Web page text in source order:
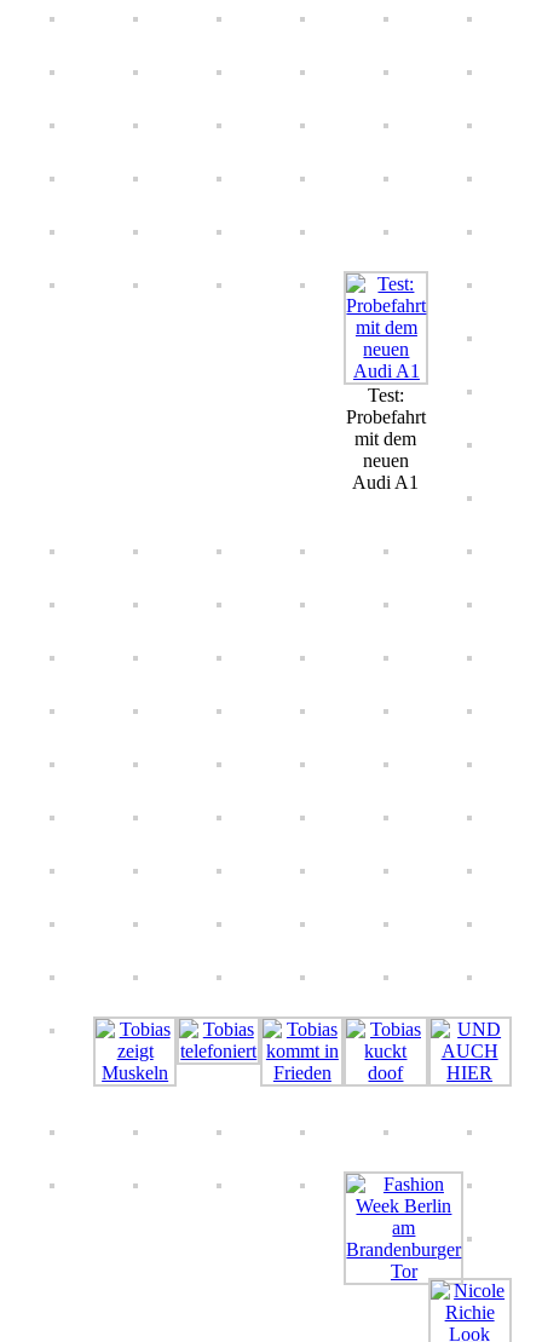
Test:
Probefahrt
mit dem
neuen
Audi A1